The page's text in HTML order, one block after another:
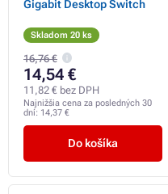
Gigabit Desktop Switch
Skladom 20 ks
16,76 €
14,54 €
11,82 € bez DPH
Najnižšia cena za posledných 30
dní: 14,37 €
Do košíka